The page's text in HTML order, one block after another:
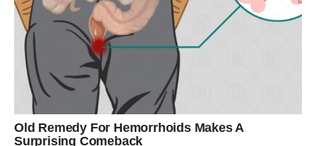
ponuda koja zahteva brzu, ali mudru odluku.
Suština promene:govorite ono što osećate – i život
počinje da se pomera.
RAK – EMOTIVNO
OSLOBAĐANJE